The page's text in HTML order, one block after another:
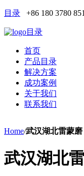
目录 +86 180 3780
目录
首页
产品目录
解决方案
成功案例
关于我们
联系我们
Home/武汉湖北雷蒙磨
武汉湖北